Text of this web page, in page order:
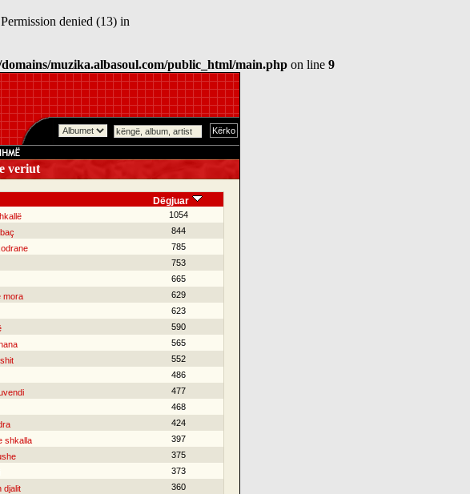
denied (13) in
muzika.albasoul.com/public_html/main.php on line 9
veriut
Dëgjuar
1054
844
785
753
665
mora
629
623
590
565
552
486
477
468
424
shkalla
397
375
373
djalit 360